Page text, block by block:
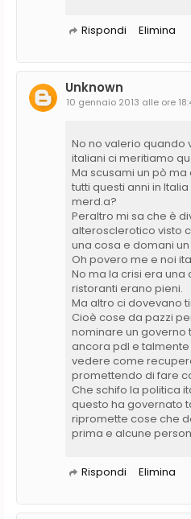
Rispondi Elimina
Unknown
10 gennaio 2013 alle ore
No no valerio quando
italiani ci meritiamo
Ma scusami un pò
tutti questi anni in
merd.a?
Peraltro mi sa che è
alterosclerotico visto
una cosa e domani
Oh povero me e noi
No ma la crisi era
ristoranti erano pieni.
Ma altro ci dovevano
Cioè cose da pazzi
nominare un governo
ancora pdl e
vedere come
promettendo di fare
Che schifo la politica
questo ha governato
ripromette cose che
prima e alcune
Rispondi Elimina